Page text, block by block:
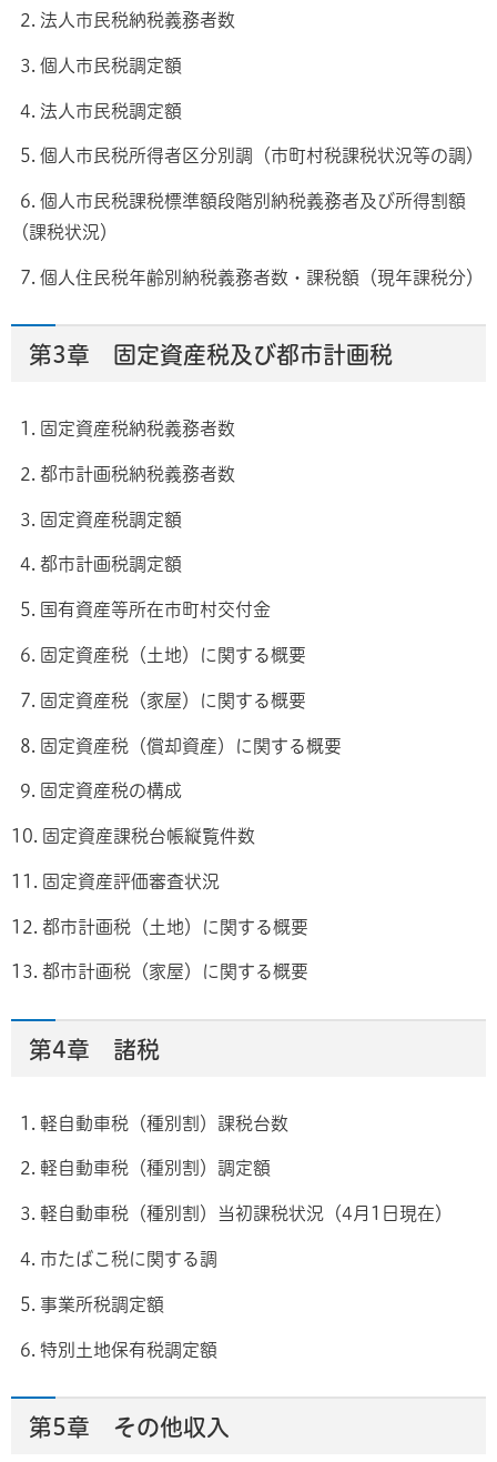
2. 法人市民税納税義務者数
3. 個人市民税調定額
4. 法人市民税調定額
5. 個人市民税所得者区分別調（市町村税課税状況等の調）
6. 個人市民税課税標準額段階別納税義務者及び所得割額
（課税状況）
7. 個人住民税年齢別納税義務者数・課税額（現年課税分）
第3章 固定資産税及び都市計画税
1. 固定資産税納税義務者数
2. 都市計画税納税義務者数
3. 固定資産税調定額
4. 都市計画税調定額
5. 国有資産等所在市町村交付金
6. 固定資産税（土地）に関する概要
7. 固定資産税（家屋）に関する概要
8. 固定資産税（償却資産）に関する概要
9. 固定資産税の構成
10. 固定資産課税台帳縦覧件数
11. 固定資産評価審査状況
12. 都市計画税（土地）に関する概要
13. 都市計画税（家屋）に関する概要
第4章 諸税
1. 軽自動車税（種別割）課税台数
2. 軽自動車税（種別割）調定額
3. 軽自動車税（種別割）当初課税状況（4月1日現在）
4. 市たばこ税に関する調
5. 事業所税調定額
6. 特別土地保有税調定額
第5章 その他収入